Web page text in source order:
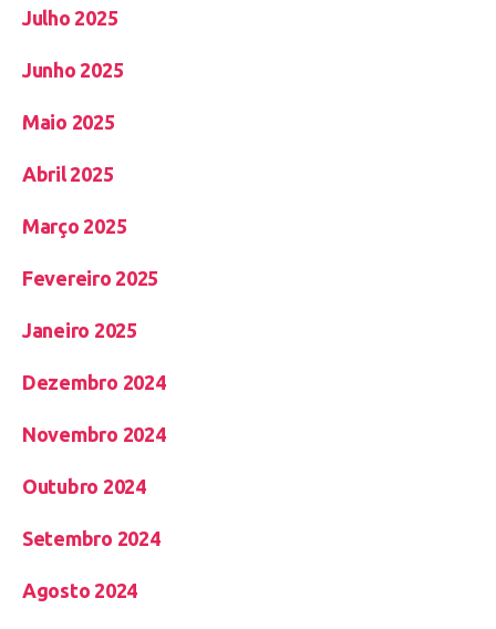
Julho 2025
Junho 2025
Maio 2025
Abril 2025
Março 2025
Fevereiro 2025
Janeiro 2025
Dezembro 2024
Novembro 2024
Outubro 2024
Setembro 2024
Agosto 2024